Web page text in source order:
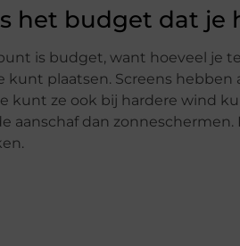
het budget dat je
is budget, want hoeveel je
kunt plaatsen. Screens
kunt ze ook bij hardere wind
aanschaf dan